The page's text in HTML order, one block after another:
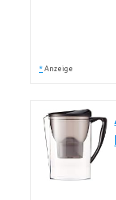
* Anzeige